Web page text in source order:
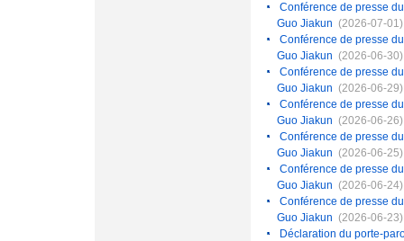
Conférence de presse
Guo Jiakun (2026-07-01)
Conférence de presse
Guo Jiakun (2026-06-30)
Conférence de presse
Guo Jiakun (2026-06-29)
Conférence de presse
Guo Jiakun (2026-06-26)
Conférence de presse
Guo Jiakun (2026-06-25)
Conférence de presse
Guo Jiakun (2026-06-24)
Conférence de presse
Guo Jiakun (2026-06-23)
Déclaration du porte-